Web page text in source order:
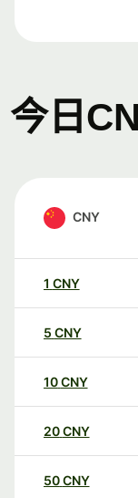
今日
CNY
1 CNY
5 CNY
10CNY
20CNY
50CNY